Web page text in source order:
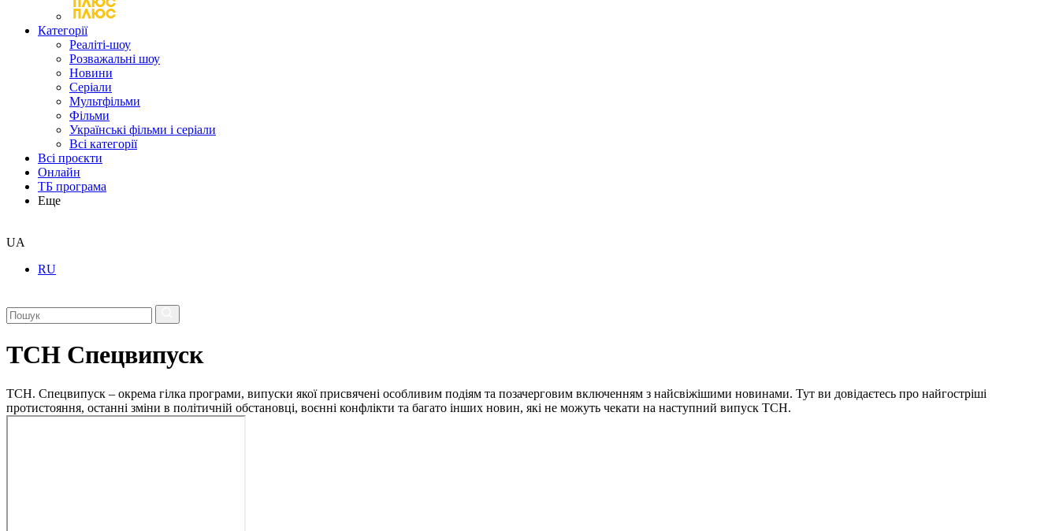
Категорії
Реаліті-шоу
Розважальні шоу
Новини
Серіали
Мультфільми
Фільми
Українські фільми і серіали
Всі категорії
Всі проєкти
Онлайн
ТБ програма
Еще
UA
RU
ТСН Спецвипуск
ТСН. Спецвипуск – окрема гілка програми, випуски якої присвячені особливим подіям та позачерговим включенням з найсвіжішими новинами. Тут ви довідаєтесь про найгостріші
протистояння, останні зміни в політичній обстановці, воєнні конфлікти та багато інших новин, які не можуть чекати на наступний випуск ТСН.